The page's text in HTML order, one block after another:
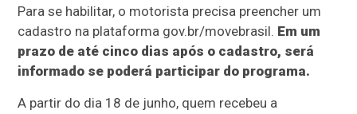
Para se habilitar, o motorista precisa preencher um
cadastro na plataforma gov.br/movebrasil. Em um
prazo de até cinco dias após o cadastro, será
informado se poderá participar do programa.
A partir do dia 18 de junho, quem recebeu a